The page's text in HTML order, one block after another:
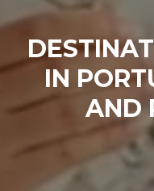
IN
AND